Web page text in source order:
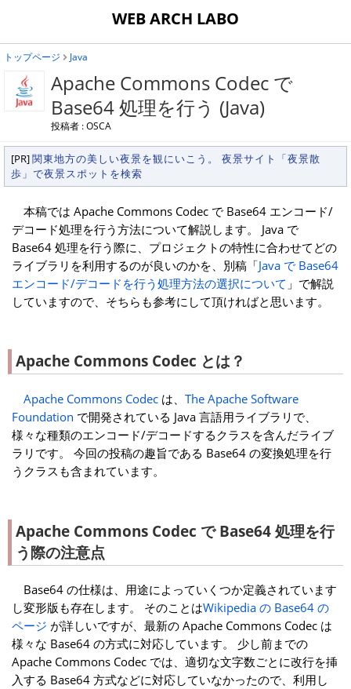
WEB ARCH LABO
トップページ Java
Apache Commons Codec で
Base64 処理を行う (Java)
投稿者 : OSCA
[PR]関東地方の美しい夜景を観にいこう。 夜景サイト「夜景散
歩」で夜景スポットを検索
本稿では Apache Commons Codec で Base64 エンコード/
デコード処理を行う方法について解説します。 Java で
Base64 処理を行う際に、プロジェクトの特性に合わせてどの
ライブラリを利用するのが良いのかを、別稿「Java で Base64
エンコード/デコードを行う処理方法の選択について 」で解説
していますので、そちらも参考にして頂ければと思います。
Apache Commons Codec とは？
Apache Commons Codec は、 The Apache Software
Foundation で開発されている Java 言語用ライブラリで、
様々な種類のエンコード/デコードするクラスを含んだライブ
ラリです。 今回の投稿の趣旨である Base64 の変換処理を行
うクラスも含まれています。
Apache Commons Codec で Base64 処理を行
う際の注意点
Base64 の仕様は、用途によっていくつか定義されています
し変形版も存在します。 そのことはWikipedia の Base64 の
ページ が詳しいですが、最新の Apache Commons Codec は
様々な Base64 の方式に対応しています。 少し前までの
Apache Commons Codec では、適切な文字数ごとに改行を挿
入する Base64 方式などに対応していなかったので、利用し